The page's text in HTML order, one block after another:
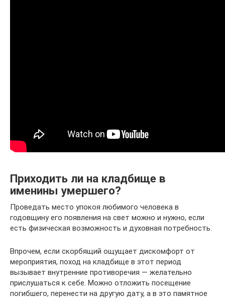
Приходить ли на кладбище в
именины умершего?
Проведать место упокоя любимого человека в
годовщину его появления на свет можно и нужно, если
есть физическая возможность и духовная потребность.
Впрочем, если скорбящий ощущает дискомфорт от
мероприятия, поход на кладбище в этот период
вызывает внутренние противоречия — желательно
прислушаться к себе. Можно отложить посещение
погибшего, перенести на другую дату, а в это памятное